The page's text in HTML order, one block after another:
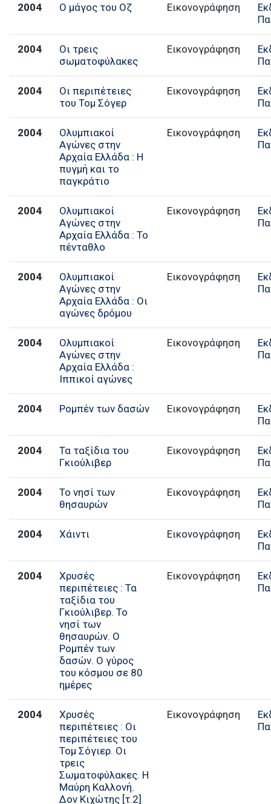
2004 Ο μάγος του Οζ Εικονογράφηση
2004
Οι τρεις
σωματοφύλακες
Εικονογράφηση
2004
Οι περιπέτειες
του Τομ Σόγερ
Εικονογράφηση
2004
Ολυμπιακοί
Αγώνες στην
Αρχαία Ελλάδα : Η
πυγμή και το
παγκράτιο
Εικονογράφηση
2004
Ολυμπιακοί
Αγώνες στην
Αρχαία Ελλάδα : Το
πένταθλο
Εικονογράφηση
2004
Ολυμπιακοί
Αγώνες στην
Αρχαία Ελλάδα : Οι
αγώνες δρόμου
Εικονογράφηση
2004
Ολυμπιακοί
Αγώνες στην
Αρχαία Ελλάδα :
Ιππικοί αγώνες
Εικονογράφηση
2004 Ρομπέν των δασών Εικονογράφηση
2004
Τα ταξίδια του
Γκιούλιβερ
Εικονογράφηση
2004
Το νησί των
θησαυρών
Εικονογράφηση
2004 Χάιντι Εικονογράφηση
2004
Χρυσές
περιπέτειες : Τα
ταξίδια του
Γκιούλιβερ. Το
νησί των
θησαυρών. Ο
Ρομπέν των
δασών. Ο γύρος
του κόσμου σε 80
ημέρες
Εικονογράφηση
2004
Χρυσές
περιπέτειες : Οι
περιπέτειες του
Τομ Σόγιερ. Οι
τρεις
Σωματοφύλακες. Η
Μαύρη Καλλονή.
Δον Κιχώτης [τ.2]
Εικονογράφηση